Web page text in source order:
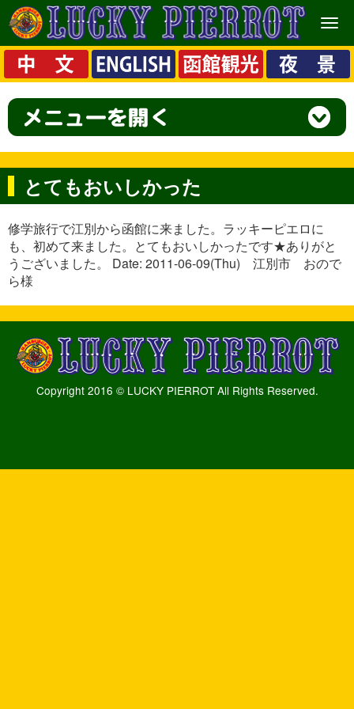
メ
ニ
ュ
ー
とてもおいしかった
修学旅行で江別から函館に来ました。ラッキーピエロに
も、初めて来ました。とてもおいしかったです★ありがと
うございました。 Date: 2011-06-09(Thu) 江別市 おので
ら様
Copyright 2016 © LUCKY PIERROT All Rights Reserved.